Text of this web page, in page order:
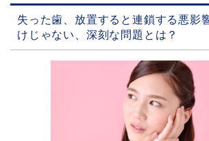
失った歯、放置すると連鎖する悪影
けじゃない、深刻な問題とは？